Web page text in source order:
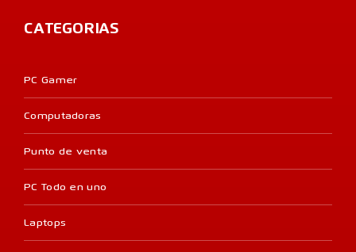
CATEGORIAS
PC Gamer
Computadoras
Punto de venta
PC Todo en uno
Laptops